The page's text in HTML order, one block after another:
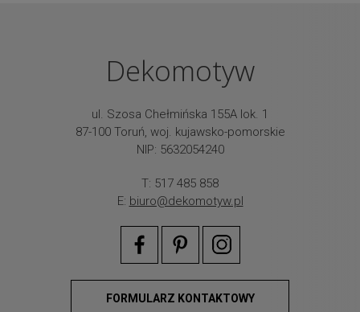
Dekomotyw
ul. Szosa Chełmińska 155A lok. 1
87-100 Toruń, woj. kujawsko-pomorskie
NIP: 5632054240
T: 517 485 858
E: biuro@dekomotyw.pl
FORMULARZ KONTAKTOWY